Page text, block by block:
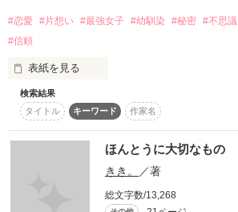
黒豹(ｺｸﾋｮｳ)第10代目総長
強く生きたいと思っている少女と傷を負った少年の物語｡
#恋愛 #片想い #最強女子 #幼馴染 #秘密 #不思議
#信頼
表紙を見る
―第21作目―
『 aruku rirabie no kaze 』
検索結果
タイトル
キーワード 作家名
ほんとうに大切なもの
きき。 ／著
総文字数/13,268